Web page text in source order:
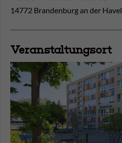
14772 Brandenburg an der Havel
Veranstaltungsort